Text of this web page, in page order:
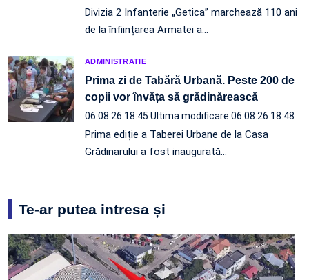
Divizia 2 Infanterie „Getica” marchează 110 ani
de la înființarea Armatei a…
ADMINISTRATIE
Prima zi de Tabără Urbană. Peste 200 de
copii vor învăța să grădinărească
06.08.26 18:45 Ultima modificare 06.08.26 18:48
Prima ediție a Taberei Urbane de la Casa
Grădinarului a fost inaugurată…
Te-ar putea intresa și